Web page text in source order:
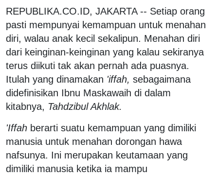
REPUBLIKA.CO.ID, JAKARTA -- Setiap orang
pasti mempunyai kemampuan untuk menahan
diri, walau anak kecil sekalipun. Menahan diri
dari keinginan-keinginan yang kalau sekiranya
terus diikuti tak akan pernah ada puasnya.
Itulah yang dinamakan 'iffah, sebagaimana
didefinisikan Ibnu Maskawaih di dalam
kitabnya, Tahdzibul Akhlak.
'Iffah berarti suatu kemampuan yang dimiliki
manusia untuk menahan dorongan hawa
nafsunya. Ini merupakan keutamaan yang
dimiliki manusia ketika ia mampu